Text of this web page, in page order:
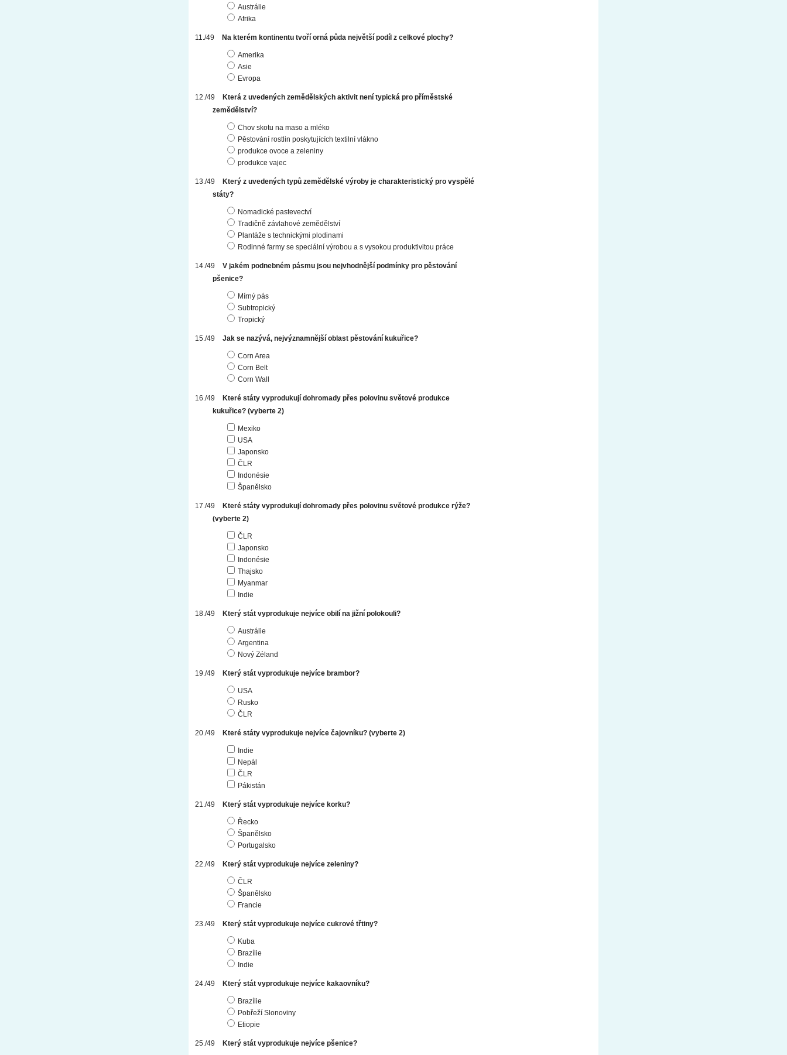
Austrálie
Afrika
Na kterém kontinentu tvoří orná půda největší podíl z celkové plochy?
Amerika
Asie
Evropa
Která z uvedených zemědělských aktivit není typická pro příměstské
zemědělství?
Chov skotu na maso a mléko
Pěstování rostlin poskytujících textilní vlákno
produkce ovoce a zeleniny
produkce vajec
Který z uvedených typů zemědělské výroby je charakteristický pro vyspělé
státy?
Nomadické pastevectví
Tradičně závlahové zemědělství
Plantáže s technickými plodinami
Rodinné farmy se speciální výrobou a s vysokou produktivitou práce
V jakém podnebném pásmu jsou nejvhodnější podmínky pro pěstování
pšenice?
Mírný pás
Subtropický
Tropický
Jak se nazývá, nejvýznamnější oblast pěstování kukuřice?
Corn Area
Corn Belt
Corn Wall
Které státy vyprodukují dohromady přes polovinu světové produkce
kukuřice? (vyberte 2)
Mexiko
USA
Japonsko
ČLR
Indonésie
Španělsko
Které státy vyprodukují dohromady přes polovinu světové produkce rýže?
(vyberte 2)
ČLR
Japonsko
Indonésie
Thajsko
Myanmar
Indie
Který stát vyprodukuje nejvíce obilí na jižní polokouli?
Austrálie
Argentina
Nový Zéland
Který stát vyprodukuje nejvíce brambor?
USA
Rusko
ČLR
Které státy vyprodukuje nejvíce čajovníku? (vyberte 2)
Indie
Nepál
ČLR
Pákistán
Který stát vyprodukuje nejvíce korku?
Řecko
Španělsko
Portugalsko
Který stát vyprodukuje nejvíce zeleniny?
ČLR
Španělsko
Francie
Který stát vyprodukuje nejvíce cukrové třtiny?
Kuba
Brazílie
Indie
Který stát vyprodukuje nejvíce kakaovníku?
Brazílie
Pobřeží Slonoviny
Etiopie
Který stát vyprodukuje nejvíce pšenice?